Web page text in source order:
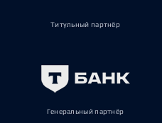
Титульный партнёр
Генеральный партнёр